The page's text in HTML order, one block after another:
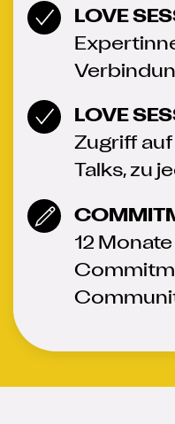
LOVE
LOVE
Zugriff
Talks, zu
12